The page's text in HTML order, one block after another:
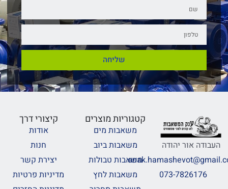
שליחה
העבודה אור יהודה
073-7826176
קטגוריות מוצרים
משאבות מים
משאבות ביוב
משאבות טבולות
משאבות לחץ
קיצורי דרך
אודות
חנות
יצירת קשר
מדיניות פרטיות